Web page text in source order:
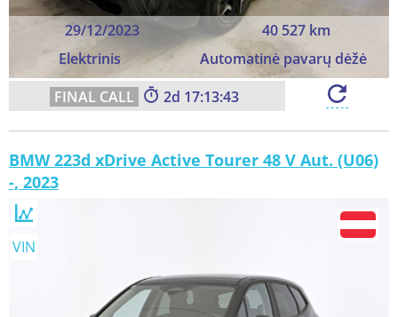
29/12/2023
40 527 km
Elektrinis
Automatinė pavarų dėžė
2 17:13:41
BMW 223d xDrive Active Tourer 48 V Aut. (U06)
-, 2023
VIN